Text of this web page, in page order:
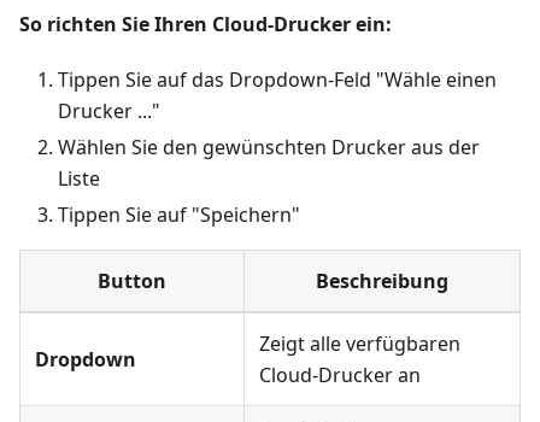
So richten Sie Ihren Cloud-Drucker ein:
Tippen Sie auf das Dropdown-Feld "Wähle einen
Drucker ..."
Wählen Sie den gewünschten Drucker aus der
Liste
Tippen Sie auf "Speichern"
Button Beschreibung
Dropdown
Zeigt alle verfügbaren
Cloud-Drucker an